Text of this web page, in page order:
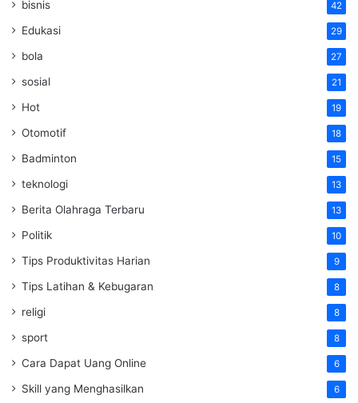
bisnis 42
Edukasi 29
bola 27
sosial 21
Hot 19
Otomotif 18
Badminton 15
teknologi 13
Berita Olahraga Terbaru 13
Politik 10
Tips Produktivitas Harian 9
Tips Latihan & Kebugaran 8
religi 8
sport 8
Cara Dapat Uang Online 6
Skill yang Menghasilkan 6